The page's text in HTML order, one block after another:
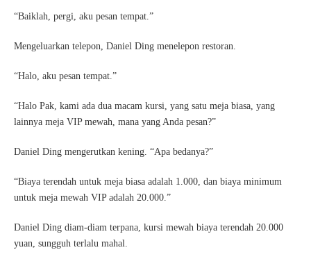
“Baiklah, pergi, aku pesan tempat.”
Mengeluarkan telepon, Daniel Ding menelepon restoran.
“Halo, aku pesan tempat.”
“Halo Pak, kami ada dua macam kursi, yang satu meja biasa, yang
lainnya meja VIP mewah, mana yang Anda pesan?”
Daniel Ding mengerutkan kening. “Apa bedanya?”
“Biaya terendah untuk meja biasa adalah 1.000, dan biaya minimum
untuk meja mewah VIP adalah 20.000.”
Daniel Ding diam-diam terpana, kursi mewah biaya terendah 20.000
yuan, sungguh terlalu mahal.